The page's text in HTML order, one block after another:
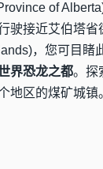
of
驶接近艾伯塔
，您可目睹
界恐龙之都。探
地区的煤矿城镇